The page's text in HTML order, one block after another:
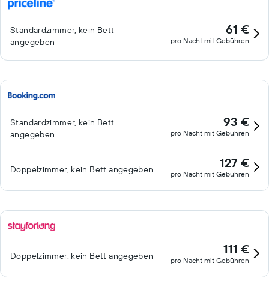
Standardzimmer, kein Bett
angegeben
61 €
pro Nacht mit Gebühren
Standardzimmer, kein Bett
angegeben
93 €
pro Nacht mit Gebühren
Doppelzimmer, kein Bett angegeben 127 €
pro Nacht mit Gebühren
Doppelzimmer, kein Bett angegeben 111 €
pro Nacht mit Gebühren